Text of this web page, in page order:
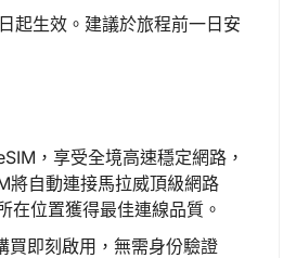
起生效。建議於旅程前一日安
，享受全境高速穩定網路，
將自動連接馬拉威頂級網路
在位置獲得最佳連線品質。
買即刻啟用，無需身份驗證